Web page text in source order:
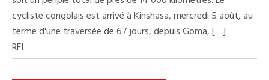
cycliste congolais est arrivé à Kinshasa, mercredi 5 août, au
terme d'une traversée de 67 jours, depuis Goma, […]
RFI